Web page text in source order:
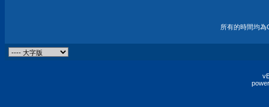
所有的時間均為